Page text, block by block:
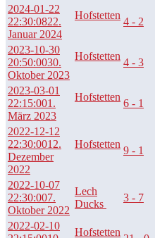
2024-01-22
22:30:0822.
Januar 2024
Hofstetten
4 - 2
2023-10-30
20:50:0030.
Oktober 2023
Hofstetten
4 - 3
2023-03-01
22:15:001.
März 2023
Hofstetten
6 - 1
2022-12-12
22:30:0012.
Dezember
2022
Hofstetten
9 - 1
2022-10-07
22:30:007.
Oktober 2022
Lech
Ducks
3 - 7
2022-02-10
Hofstetten